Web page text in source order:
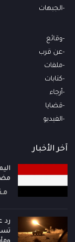
الجبهات
وقائع
عن قرب
ملفات
كتابات
أرجاء
قضايا
الفيديو
آخر الأخبار
منذ
رد